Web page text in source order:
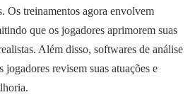
Os treinamentos agora envolvem
que os jogadores aprimorem suas
Além disso, softwares de análise
revisem suas atuações e